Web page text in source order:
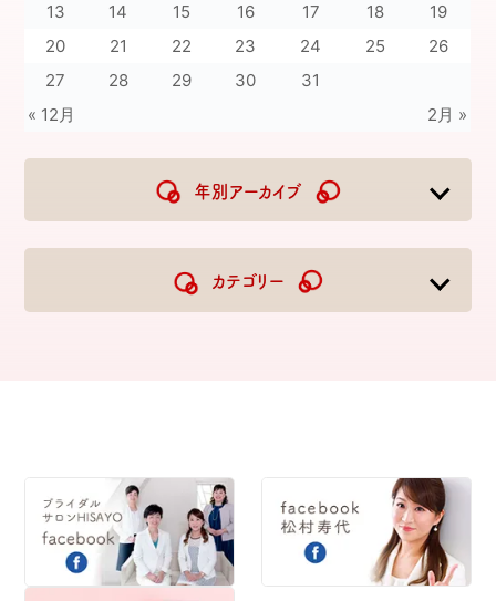
« 12月 2月 »
13
14 15 16 17 18
19
20
21 22 23 24 25
26
27
28 29 30 31
年別アーカイブ
2023
カテゴリー